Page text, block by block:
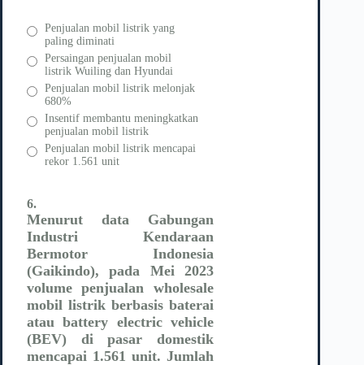
Penjualan mobil listrik yang
paling diminati
Persaingan penjualan mobil
listrik Wuiling dan Hyundai
Penjualan mobil listrik melonjak
680%
Insentif membantu meningkatkan
penjualan mobil listrik
Penjualan mobil listrik mencapai
rekor 1.561 unit
6.
Menurut data Gabungan
Industri Kendaraan
Bermotor Indonesia
(Gaikindo), pada Mei 2023
volume penjualan wholesale
mobil listrik berbasis baterai
atau battery electric vehicle
(BEV) di pasar domestik
mencapai 1.561 unit. Jumlah